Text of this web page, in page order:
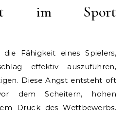
im Sport
die Fähigkeit eines Spielers,
effektiv auszuführen,
Diese Angst entsteht oft
dem Scheitern, hohen
Druck des Wettbewerbs.